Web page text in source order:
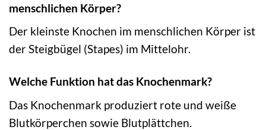
menschlichen Körper?
Der kleinste Knochen im menschlichen Körper ist
der Steigbügel (Stapes) im Mittelohr.
Welche Funktion hat das Knochenmark?
Das Knochenmark produziert rote und weiße
Blutkörperchen sowie Blutplättchen.